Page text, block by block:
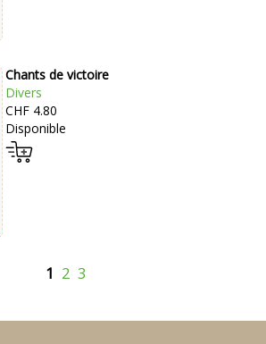
Chants de victoire
Divers
CHF 4.80
Disponible
1 2 3